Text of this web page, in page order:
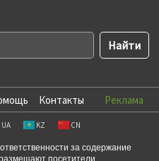
Контакты Реклама
UA KZ CN
за содержание